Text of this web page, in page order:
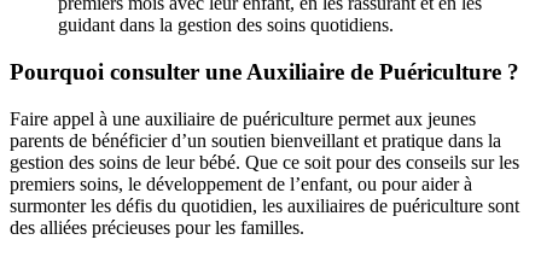
guidant dans la gestion des soins quotidiens.
Pourquoi consulter une Auxiliaire de Puériculture ?
Faire appel à une auxiliaire de puériculture permet aux jeunes
parents de bénéficier d’un soutien bienveillant et pratique dans la
gestion des soins de leur bébé. Que ce soit pour des conseils sur les
premiers soins, le développement de l’enfant, ou pour aider à
surmonter les défis du quotidien, les auxiliaires de puériculture sont
des alliées précieuses pour les familles.